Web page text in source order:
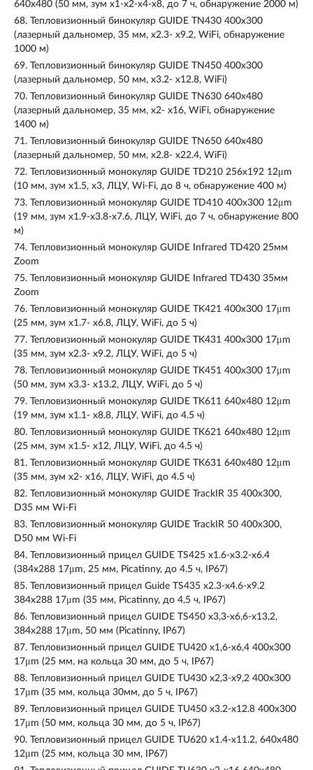
640x480 (50 мм, зум x1-x2-x4-x8, до 7 ч, обнаружение 2000 м)
68. Тепловизионный бинокуляр GUIDE TN430 400х300
(лазерный дальномер, 35 мм, х2.3- х9.2, WiFi, обнаружение
1000 м)
69. Тепловизионный бинокуляр GUIDE TN450 400х300
(лазерный дальномер, 50 мм, х3.2- х12.8, WiFi)
70. Тепловизионный бинокуляр GUIDE TN630 640х480
(лазерный дальномер, 35 мм, x2- x16, WiFi, обнаружение
1400 м)
71. Тепловизионный бинокуляр GUIDE TN650 640х480
(лазерный дальномер, 50 мм, х2.8- х22.4, WiFi)
72. Тепловизионный монокуляр GUIDE TD210 256x192 12μm
(10 мм, зум x1.5, x3, ЛЦУ, Wi-Fi, до 8 ч, обнаружение 400 м)
73. Тепловизионный монокуляр GUIDE TD410 400х300 12μm
(19 мм, зум х1.9-х3.8-x7.6, ЛЦУ, WiFi, до 7 ч, обнаружение 800
м)
74. Тепловизионный монокуляр GUIDE Infrared TD420 25мм
Zoom
75. Тепловизионный монокуляр GUIDE Infrared TD430 35мм
Zoom
76. Тепловизионный монокуляр GUIDE TK421 400х300 17μm
(25 мм, зум х1.7- х6.8, ЛЦУ, WiFi, до 5 ч)
77. Тепловизионный монокуляр GUIDE TK431 400х300 17μm
(35 мм, зум х2.3- х9.2, ЛЦУ, WiFi, до 5 ч)
78. Тепловизионный монокуляр GUIDE TK451 400х300 17μm
(50 мм, зум х3.3- х13.2, ЛЦУ, WiFi, до 5 ч)
79. Тепловизионный монокуляр GUIDE TK611 640х480 12μm
(19 мм, зум х1.1- х8.8, ЛЦУ, WiFi, до 4.5 ч)
80. Тепловизионный монокуляр GUIDE TK621 640х480 12μm
(25 мм, зум х1.5- х12, ЛЦУ, WiFi, до 4.5 ч)
81. Тепловизионный монокуляр GUIDE TK631 640х480 12μm
(35 мм, зум х2- х16, ЛЦУ, WiFi, до 4.5 ч)
82. Тепловизионный монокуляр GUIDE TrackIR 35 400x300,
D35 мм Wi-Fi
83. Тепловизионный монокуляр GUIDE TrackIR 50 400x300,
D50 мм Wi-Fi
84. Тепловизионный прицел GUIDE TS425 x1.6-x3.2-x6.4
(384x288 17μm, 25 мм, Picatinny, до 4.5 ч, IP67)
85. Тепловизионный прицел Guide TS435 x2.3-x4.6-x9.2
384x288 17μm (35 мм, Picatinny, до 4,5 ч, IP67)
86. Тепловизионный прицел GUIDE TS450 x3,3-x6,6-x13,2,
384x288 17μm, 50 мм (Picatinny, IP67)
87. Тепловизионный прицел GUIDE TU420 x1,6-x6,4 400x300
17μm (25 мм, на кольца 30 мм, до 5 ч, IP67)
88. Тепловизионный прицел GUIDE TU430 x2,3-x9,2 400x300
17μm (35 мм, кольца 30мм, до 5 ч, IP67)
89. Тепловизионный прицел GUIDE TU450 x3.2-x12.8 400x300
17μm (50 мм, кольца 30 мм, до 5 ч, IP67)
90. Тепловизионный прицел GUIDE TU620 x1.4-x11.2, 640x480
12μm (25 мм, кольца 30 мм, IP67)